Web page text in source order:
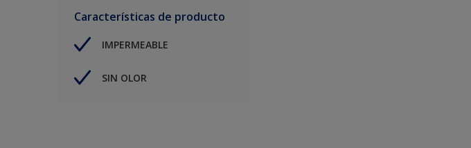
Características de producto
IMPERMEABLE
SIN OLOR